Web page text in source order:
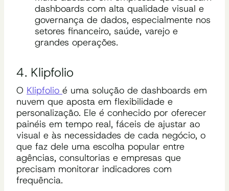
dashboards com alta qualidade visual e
governança de dados, especialmente nos
setores financeiro, saúde, varejo e
grandes operações.
4. Klipfolio
O Klipfolio é uma solução de dashboards em
nuvem que aposta em flexibilidade e
personalização. Ele é conhecido por oferecer
painéis em tempo real, fáceis de ajustar ao
visual e às necessidades de cada negócio, o
que faz dele uma escolha popular entre
agências, consultorias e empresas que
precisam monitorar indicadores com
frequência.